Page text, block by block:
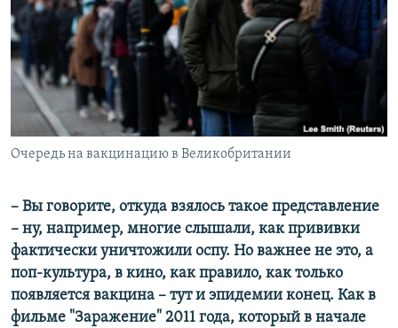
Очередь на вакцинацию в Великобритании
– Вы говорите, откуда взялось такое представление
– ну, например, многие слышали, как прививки
фактически уничтожили оспу. Но важнее не это, а
поп-культура, в кино, как правило, как только
появляется вакцина – тут и эпидемии конец. Как в
фильме "Заражение" 2011 года, который в начале